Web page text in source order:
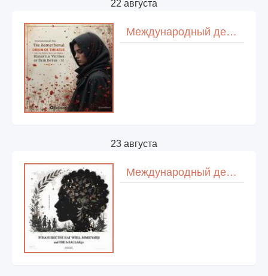
22 августа
Международный день памяти жертв актов насилия на основе религии или убеждений
23 августа
Международный день памяти жертв работорговли и ее ликвидации